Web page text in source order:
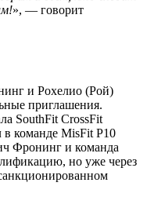
», — говорит
и Рохелио (Рой)
приглашения.
SouthFit CrossFit
в команде MisFit P10
Фронинг и команда
но уже через